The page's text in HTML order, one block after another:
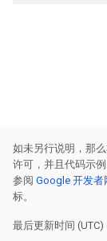
如未另行说明，那
许可，并且代码示
参阅 Google 开发者
标。
最后更新时间 (UTC)